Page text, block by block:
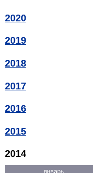
2020
2019
2018
2017
2016
2015
2014
январь